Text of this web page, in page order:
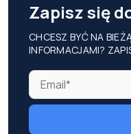
Zapisz się
CHCESZ BYĆ NA
INFORMACJAMI?